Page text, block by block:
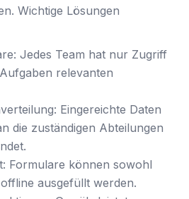
Wichtige Lösungen
Jedes Team hat nur Zugriff
relevanten
Eingereichte Daten
die zuständigen Abteilungen
Formulare können sowohl
ausgefüllt werden.